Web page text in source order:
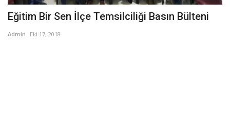
Eğitim Bir Sen İlçe Temsilciliği Basın Bülteni
Admin Eki 17, 2018